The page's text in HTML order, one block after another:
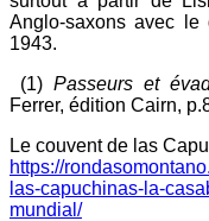
Anglo-saxons avec le
1943.
(1) Passeurs et
Ferrer, édition Cairn,
Le couvent de las
https://
las-capuchinas-la-
mundial/